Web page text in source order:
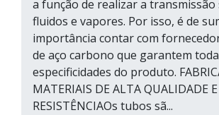
a função de realizar a transmissão
fluidos e vapores. Por isso, é de
importância contar com
de aço carbono que garantem
especificidades do produto.
MATERIAIS DE ALTA QUALIDADE E
RESISTÊNCIAOs tubos sã...